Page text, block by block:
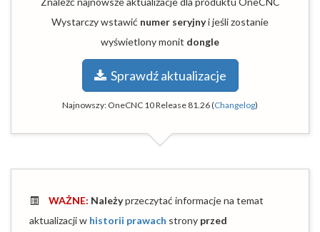
Wystarczy wstawić numer seryjnyi jeśli zostanie
wyświetlony monit dongle
Sprawdź aktualizacje
Najnowszy: OneCNC 10 Release 81.26(Changelog)
WAŻNE: Należyprzeczytać informacje na temat
aktualizacji w historii prawach strony przed